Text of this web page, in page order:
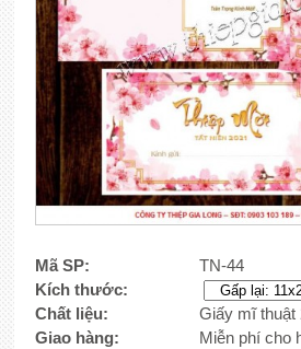
Mã SP:
TN-44
Kích thước:
Chất liệu:
Giấy mĩ thuật
Giao hàng:
Miễn phí cho